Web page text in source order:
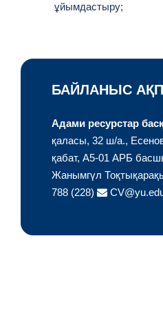
ұйымдастыру;
БАЙЛАНЫС
Адами ресурстар
қаласы, 32 ш/а., Есенов
қабат, A5-01 АРБ
Жанымгүл
788 (228)